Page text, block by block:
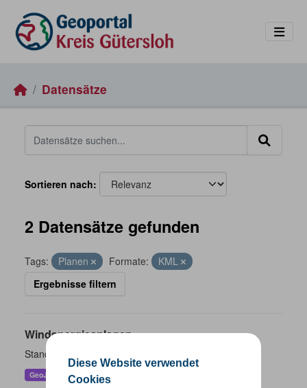
Diese Website verwendet
Cookies
Datensätze
Sortieren nach
2 Datensätze gefunden
Tags: Planen Formate:
KML
Ergebnisse filtern
Windenergieanlagen
Standorte der Windenergieanlagen im Kreis Gütersloh
GeoJSON KML SHP